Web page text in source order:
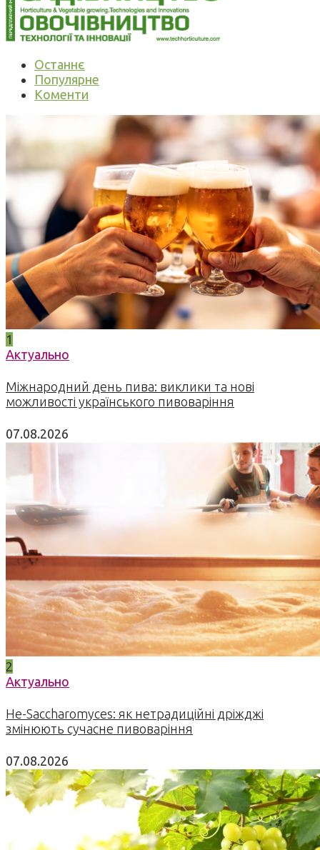
Останнє
Популярне
Коменти
1
Актуально
Міжнародний день пива: виклики та нові
можливості українського пивоваріння
07.08.2026
2
Актуально
Не-Saccharomyces: як нетрадиційні дріжджі
змінюють сучасне пивоваріння
07.08.2026